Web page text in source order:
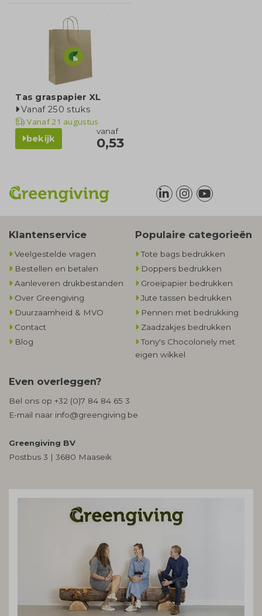
Tas graspapier XL
Vanaf 250 stuks
Vanaf21 augustus
bekijk
vanaf
0,53
Klantenservice
Veelgestelde vragen
Bestellen en betalen
Aanleveren drukbestanden
Over Greengiving
Duurzaamheid & MVO
Contact
Blog
Populaire categorieën
Tote bags bedrukken
Doppers bedrukken
Groeipapier bedrukken
Jute tassen bedrukken
Pennen met bedrukking
Zaadzakjes bedrukken
Tony's Chocolonely met
eigen wikkel
Even overleggen?
Bel ons op +32 (0)7 84 84 65 3
E-mail naar info@greengiving.be
Greengiving BV
Postbus 3 | 3680 Maaseik